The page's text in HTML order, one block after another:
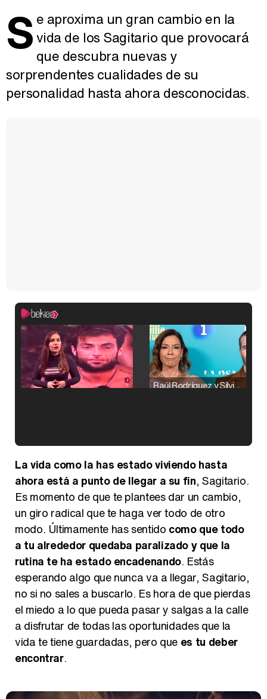
S e aproxima un gran cambio en la
vida de los Sagitario que provocará
que descubra nuevas y
sorprendentes cualidades de su
personalidad hasta ahora desconocidas.
Raúl Rodríguez y Silvia Taulés nos cuentan su papel en 'La familia de la tele'
Carlota Corredera y Javier de Hoyos: "La tele tiene que representar al público también y aquí están todos los perfiles posibles&quo;
Así se tomó Felipe VI que la Infanta Sofía no quisiera recibir formación militar
La vida como la has estado viviendo hasta
ahora está a punto de llegar a su fin, Sagitario.
Es momento de que te plantees dar un cambio,
un giro radical que te haga ver todo de otro
modo. Últimamente has sentido como que todo
a tu alrededor quedaba paralizado y que la
rutina te ha estado encadenando. Estás
esperando algo que nunca va a llegar, Sagitario,
no si no sales a buscarlo. Es hora de que pierdas
el miedo a lo que pueda pasar y salgas a la calle
a disfrutar de todas las oportunidades que la
vida te tiene guardadas, pero que es tu deber
encontrar.